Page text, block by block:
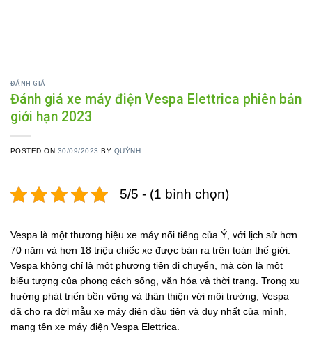
ĐÁNH GIÁ
Đánh giá xe máy điện Vespa Elettrica phiên bản
giới hạn 2023
POSTED ON 30/09/2023 BY QUỲNH
5/5 - (1 bình chọn)
Vespa là một thương hiệu xe máy nổi tiếng của Ý, với lịch sử hơn
70 năm và hơn 18 triệu chiếc xe được bán ra trên toàn thế giới.
Vespa không chỉ là một phương tiện di chuyển, mà còn là một
biểu tượng của phong cách sống, văn hóa và thời trang. Trong xu
hướng phát triển bền vững và thân thiện với môi trường, Vespa
đã cho ra đời mẫu xe máy điện đầu tiên và duy nhất của mình,
mang tên xe máy điện Vespa Elettrica.